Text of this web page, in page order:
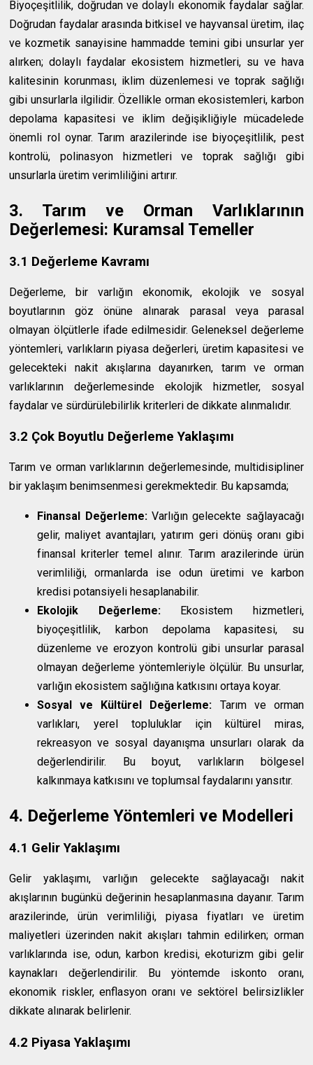
Biyoçeşitlilik, doğrudan ve dolaylı ekonomik faydalar sağlar.
Doğrudan faydalar arasında bitkisel ve hayvansal üretim, ilaç
ve kozmetik sanayisine hammadde temini gibi unsurlar yer
alırken; dolaylı faydalar ekosistem hizmetleri, su ve hava
kalitesinin korunması, iklim düzenlemesi ve toprak sağlığı
gibi unsurlarla ilgilidir. Özellikle orman ekosistemleri, karbon
depolama kapasitesi ve iklim değişikliğiyle mücadelede
önemli rol oynar. Tarım arazilerinde ise biyoçeşitlilik, pest
kontrolü, polinasyon hizmetleri ve toprak sağlığı gibi
unsurlarla üretim verimliliğini artırır.
3. Tarım ve Orman Varlıklarının
Değerlemesi: Kuramsal Temeller
3.1 Değerleme Kavramı
Değerleme, bir varlığın ekonomik, ekolojik ve sosyal
boyutlarının göz önüne alınarak parasal veya parasal
olmayan ölçütlerle ifade edilmesidir. Geleneksel değerleme
yöntemleri, varlıkların piyasa değerleri, üretim kapasitesi ve
gelecekteki nakit akışlarına dayanırken, tarım ve orman
varlıklarının değerlemesinde ekolojik hizmetler, sosyal
faydalar ve sürdürülebilirlik kriterleri de dikkate alınmalıdır.
3.2 Çok Boyutlu Değerleme Yaklaşımı
Tarım ve orman varlıklarının değerlemesinde, multidisipliner
bir yaklaşım benimsenmesi gerekmektedir. Bu kapsamda;
Finansal Değerleme:Varlığın gelecekte sağlayacağı
gelir, maliyet avantajları, yatırım geri dönüş oranı gibi
finansal kriterler temel alınır. Tarım arazilerinde ürün
verimliliği, ormanlarda ise odun üretimi ve karbon
kredisi potansiyeli hesaplanabilir.
Ekolojik Değerleme:Ekosistem hizmetleri,
biyoçeşitlilik, karbon depolama kapasitesi, su
düzenleme ve erozyon kontrolü gibi unsurlar parasal
olmayan değerleme yöntemleriyle ölçülür. Bu unsurlar,
varlığın ekosistem sağlığına katkısını ortaya koyar.
Sosyal ve Kültürel Değerleme: Tarım ve orman
varlıkları, yerel topluluklar için kültürel miras,
rekreasyon ve sosyal dayanışma unsurları olarak da
değerlendirilir. Bu boyut, varlıkların bölgesel
kalkınmaya katkısını ve toplumsal faydalarını yansıtır.
4. Değerleme Yöntemleri ve Modelleri
4.1 Gelir Yaklaşımı
Gelir yaklaşımı, varlığın gelecekte sağlayacağı nakit
akışlarının bugünkü değerinin hesaplanmasına dayanır. Tarım
arazilerinde, ürün verimliliği, piyasa fiyatları ve üretim
maliyetleri üzerinden nakit akışları tahmin edilirken; orman
varlıklarında ise, odun, karbon kredisi, ekoturizm gibi gelir
kaynakları değerlendirilir. Bu yöntemde iskonto oranı,
ekonomik riskler, enflasyon oranı ve sektörel belirsizlikler
dikkate alınarak belirlenir.
4.2 Piyasa Yaklaşımı